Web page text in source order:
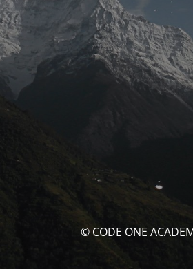
© CODE ONE